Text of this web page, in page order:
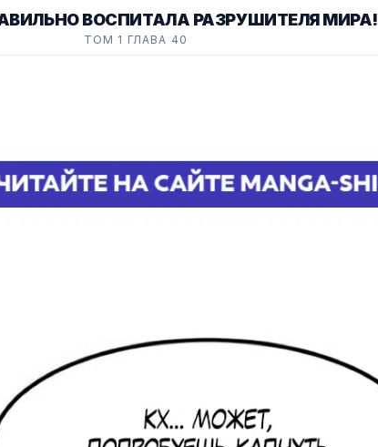
ВОСПИТАЛА РАЗРУШИТЕЛЯ МИРА!
ТОМ 1 ГЛАВА 40